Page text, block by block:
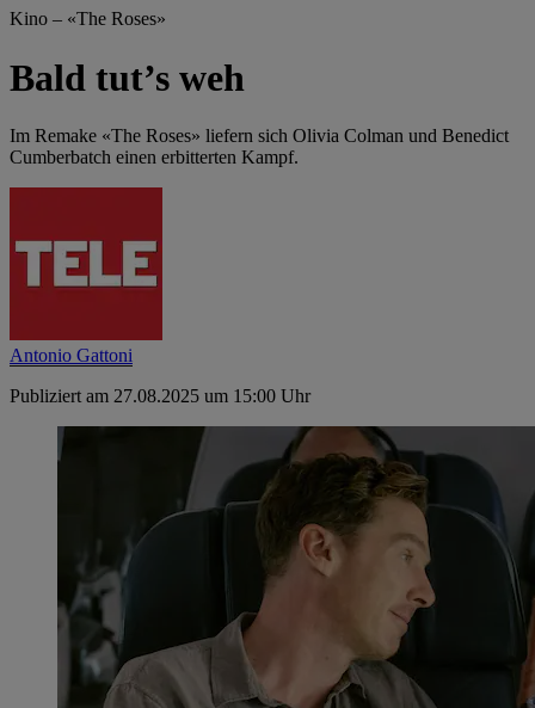
Kino – «The Roses»
Bald tut’s weh
Im Remake «The Roses» liefern sich Olivia Colman und Benedict
Cumberbatch einen erbitterten Kampf.
Antonio Gattoni
Publiziert am 27.08.2025 um 15:00 Uhr